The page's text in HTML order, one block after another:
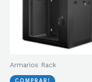
Armarios Rack